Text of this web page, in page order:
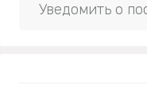
Уведомить о